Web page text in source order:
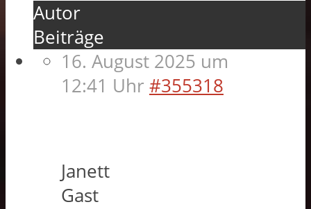
Autor
Beiträge
16. August 2025 um
12:41 Uhr #355318
Janett
Gast